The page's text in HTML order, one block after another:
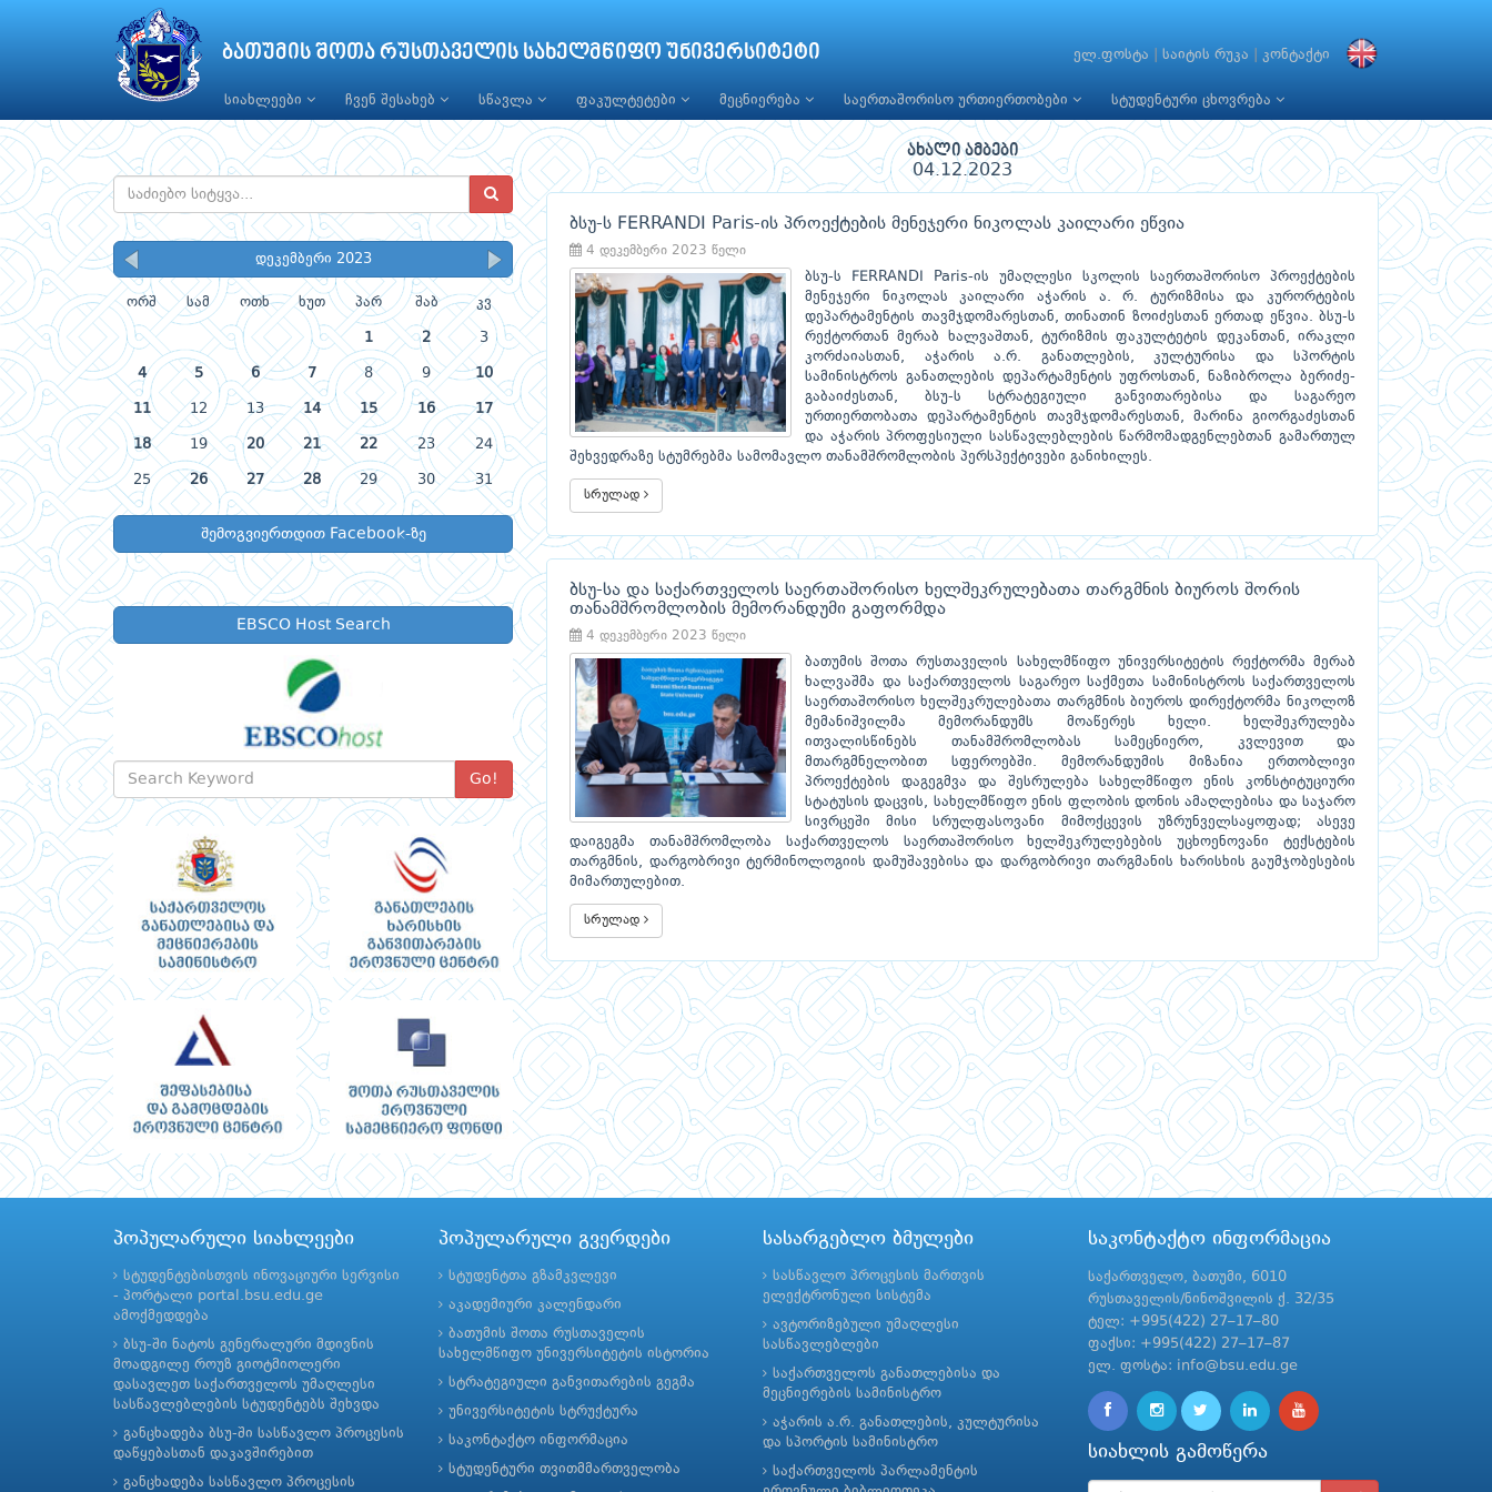
ბათუმის შოთა რუსთაველის სახელმწიფო უნივერსიტეტი ელ.ფოსტა საიტის რუკა კონტაქტი
სიახლეები ჩვენ შესახებ სწავლა ფაკულტეტები მეცნიერება საერთაშორისო ურთიერთობები სტუდენტური ცხოვრება
დეკემბერი 2023
ორშ სამ ოთხ ხუთ პარ შაბ კვ
1 2 3
4 5 6 7 8 9 10
11 12 13 14 15 16 17
18 19 20 21 22 23 24
25 26 27 28 29 30 31
შემოგვიერთდით Facebook-ზე
EBSCO Host Search
Go!
ახალი ამბები
04.12.2023
ბსუ-ს FERRANDI Paris-ის პროექტების მენეჯერი ნიკოლას კაილარი ეწვია
4 დეკემბერი 2023 წელი
ბსუ-ს FERRANDI Paris-ის უმაღლესი სკოლის საერთაშორისო პროექტების
მენეჯერი ნიკოლას კაილარი აჭარის ა. რ. ტურიზმისა და კურორტების
დეპარტამენტის თავმჯდომარესთან, თინათინ ზოიძესთან ერთად ეწვია. ბსუ-ს
რექტორთან მერაბ ხალვაშთან, ტურიზმის ფაკულტეტის დეკანთან, ირაკლი
კორძაიასთან, აჭარის ა.რ. განათლების, კულტურისა და სპორტის
სამინისტროს განათლების დეპარტამენტის უფროსთან, ნაზიბროლა ბერიძე-
გაბაიძესთან, ბსუ-ს სტრატეგიული განვითარებისა და საგარეო
ურთიერთობათა დეპარტამენტის თავმჯდომარესთან, მარინა გიორგაძესთან
და აჭარის პროფესიული სასწავლებლების წარმომადგენლებთან გამართულ
შეხვედრაზე სტუმრებმა სამომავლო თანამშრომლობის პერსპექტივები განიხილეს.
სრულად
ბსუ-სა და საქართველოს საერთაშორისო ხელშეკრულებათა თარგმნის ბიუროს შორის
თანამშრომლობის მემორანდუმი გაფორმდა
4 დეკემბერი 2023 წელი
ბათუმის შოთა რუსთაველის სახელმწიფო უნივერსიტეტის რექტორმა მერაბ
ხალვაშმა და საქართველოს საგარეო საქმეთა სამინისტროს საქართველოს
საერთაშორისო ხელშეკრულებათა თარგმნის ბიუროს დირექტორმა ნიკოლოზ
მემანიშვილმა მემორანდუმს მოაწერეს ხელი. ხელშეკრულება
ითვალისწინებს თანამშრომლობას სამეცნიერო, კვლევით და
მთარგმნელობით სფეროებში. მემორანდუმის მიზანია ერთობლივი
პროექტების დაგეგმვა და შესრულება სახელმწიფო ენის კონსტიტუციური
სტატუსის დაცვის, სახელმწიფო ენის ფლობის დონის ამაღლებისა და საჯარო
სივრცეში მისი სრულფასოვანი მიმოქცევის უზრუნველსაყოფად; ასევე
დაიგეგმა თანამშრომლობა საქართველოს საერთაშორისო ხელშეკრულებების უცხოენოვანი ტექსტების
თარგმნის, დარგობრივი ტერმინოლოგიის დამუშავებისა და დარგობრივი თარგმანის ხარისხის გაუმჯობესების
მიმართულებით.
სრულად
პოპულარული სიახლეები
სტუდენტებისთვის ინოვაციური სერვისი
- პორტალი portal.bsu.edu.ge
ამოქმედდება
ბსუ-ში ნატოს გენერალური მდივნის
მოადგილე როუზ გიოტმიოლერი
დასავლეთ საქართველოს უმაღლესი
სასწავლებლების სტუდენტებს შეხვდა
განცხადება ბსუ-ში სასწავლო პროცესის
დაწყებასთან დაკავშირებით
განცხადება სასწავლო პროცესის
პოპულარული გვერდები
სტუდენტთა გზამკვლევი
აკადემიური კალენდარი
ბათუმის შოთა რუსთაველის
სახელმწიფო უნივერსიტეტის ისტორია
სტრატეგიული განვითარების გეგმა
უნივერსიტეტის სტრუქტურა
საკონტაქტო ინფორმაცია
სტუდენტური თვითმმართველობა
სასარგებლო ბმულები
სასწავლო პროცესის მართვის
ელექტრონული სისტემა
ავტორიზებული უმაღლესი
სასწავლებლები
საქართველოს განათლებისა და
მეცნიერების სამინისტრო
აჭარის ა.რ. განათლების, კულტურისა
და სპორტის სამინისტრო
საქართველოს პარლამენტის
საკონტაქტო ინფორმაცია
საქართველო, ბათუმი, 6010
რუსთაველის/ნინოშვილის ქ. 32/35
ტელ: +995(422) 27–17–80
ფაქსი: +995(422) 27–17–87
ელ. ფოსტა: info@bsu.edu.ge
სიახლის გამოწერა